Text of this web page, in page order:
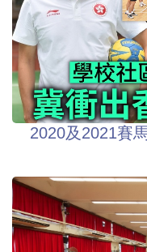
2020及2021賽